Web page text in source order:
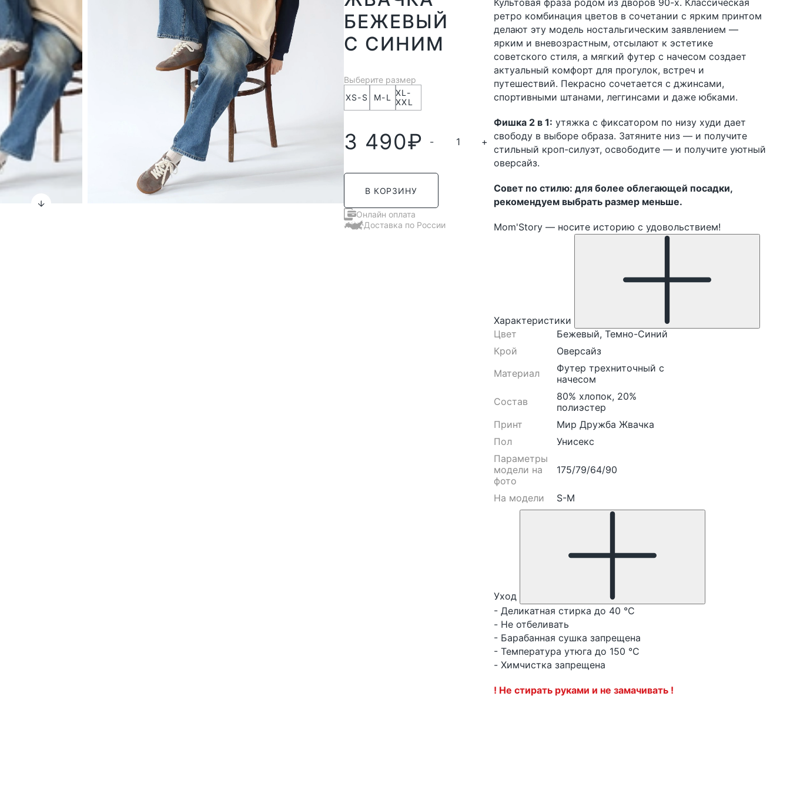
БЕЖЕВЫЙ
С СИНИМ
Выберите размер
XS-S
M-L
XL-
XXL
3 490₽ - +
В КОРЗИНУ
Онлайн оплата
Доставка по России
Культовая фраза родом из дворов 90-х. Классическая
ретро комбинация цветов в сочетании с ярким принтом
делают эту модель ностальгическим заявлением —
ярким и вневозрастным, отсылают к эстетике
советского стиля, а мягкий футер с начесом создает
актуальный комфорт для прогулок, встреч и
путешествий. Пекрасно сочетается с джинсами,
спортивными штанами, леггинсами и даже юбками.
Фишка 2 в 1: утяжка с фиксатором по низу худи дает
свободу в выборе образа. Затяните низ — и получите
стильный кроп-силуэт, освободите — и получите уютный
оверсайз.
Совет по стилю: для более облегающей посадки,
рекомендуем выбрать размер меньше.
Mom'Story — носите историю с удовольствием!
Характеристики
Цвет
Бежевый, Темно-Синий
Крой
Оверсайз
Материал
Футер трехниточный с
начесом
Состав
80% хлопок, 20%
полиэстер
Принт
Мир Дружба Жвачка
Пол
Унисекс
Параметры
модели на
фото
175/79/64/90
На модели S-M
Уход
- Деликатная стирка до 40 °C
- Не отбеливать
- Барабанная сушка запрещена
- Температура утюга до 150 °C
- Химчистка запрещена
! Не стирать руками и не замачивать !